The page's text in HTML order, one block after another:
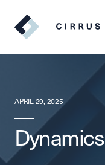
APRIL 29, 2025
Dynamics